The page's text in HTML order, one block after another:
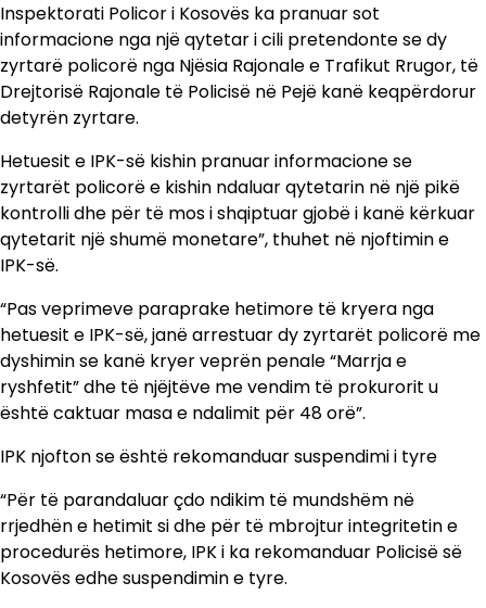
Inspektorati Policor i Kosovës ka pranuar sot
informacione nga një qytetar i cili pretendonte se dy
zyrtarë policorë nga Njësia Rajonale e Trafikut Rrugor, të
Drejtorisë Rajonale të Policisë në Pejë kanë keqpërdorur
detyrën zyrtare.
Hetuesit e IPK-së kishin pranuar informacione se
zyrtarët policorë e kishin ndaluar qytetarin në një pikë
kontrolli dhe për të mos i shqiptuar gjobë i kanë kërkuar
qytetarit një shumë monetare”, thuhet në njoftimin e
IPK-së.
“Pas veprimeve paraprake hetimore të kryera nga
hetuesit e IPK-së, janë arrestuar dy zyrtarët policorë me
dyshimin se kanë kryer veprën penale “Marrja e
ryshfetit” dhe të njëjtëve me vendim të prokurorit u
është caktuar masa e ndalimit për 48 orë”.
IPK njofton se është rekomanduar suspendimi i tyre
“Për të parandaluar çdo ndikim të mundshëm në
rrjedhën e hetimit si dhe për të mbrojtur integritetin e
procedurës hetimore, IPK i ka rekomanduar Policisë së
Kosovës edhe suspendimin e tyre.